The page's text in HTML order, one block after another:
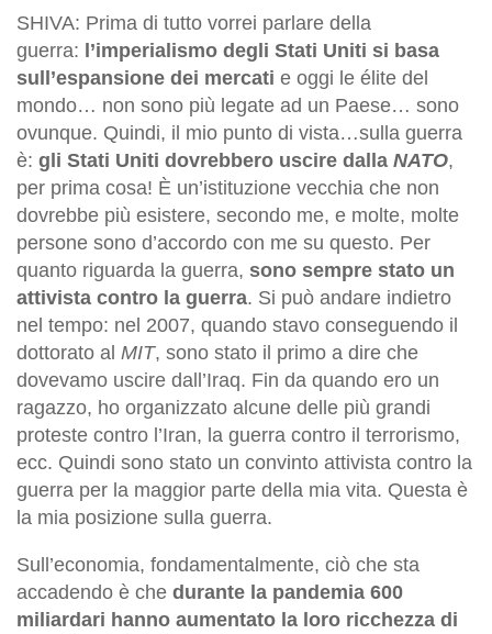
SHIVA: Prima di tutto vorrei parlare della
guerra: l’imperialismo degli Stati Uniti si basa
sull’espansione dei mercati e oggi le élite del
mondo… non sono più legate ad un Paese… sono
ovunque. Quindi, il mio punto di vista…sulla guerra
è: gli Stati Uniti dovrebbero uscire dalla NATO,
per prima cosa! È un’istituzione vecchia che non
dovrebbe più esistere, secondo me, e molte, molte
persone sono d’accordo con me su questo. Per
quanto riguarda la guerra, sono sempre stato un
attivista contro la guerra. Si può andare indietro
nel tempo: nel 2007, quando stavo conseguendo il
dottorato al MIT, sono stato il primo a dire che
dovevamo uscire dall’Iraq. Fin da quando ero un
ragazzo, ho organizzato alcune delle più grandi
proteste contro l’Iran, la guerra contro il terrorismo,
ecc. Quindi sono stato un convinto attivista contro la
guerra per la maggior parte della mia vita. Questa è
la mia posizione sulla guerra.
Sull’economia, fondamentalmente, ciò che sta
accadendo è che durante la pandemia 600
miliardari hanno aumentato la loro ricchezza di